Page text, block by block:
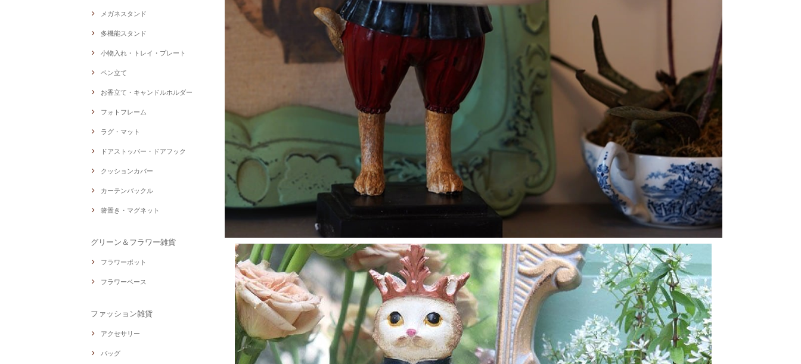
メガネスタンド
多機能スタンド
小物入れ・トレイ・プレート
ペン立て
お香立て・キャンドルホルダー
フォトフレーム
ラグ・マット
ドアストッパー・ドアフック
クッションカバー
カーテンバックル
箸置き・マグネット
グリーン＆フラワー雑貨
フラワーポット
フラワーベース
ファッション雑貨
アクセサリー
バッグ